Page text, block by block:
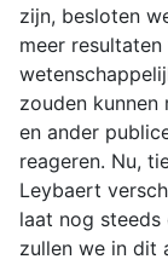
zijn, besloten
meer
zouden kunnen
en ander
reageren. Nu,
Leybaert
laat nog steeds
zullen we in dit